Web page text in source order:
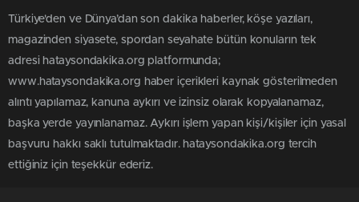
Türkiye'den ve Dünya’dan son dakika haberler, köşe yazıları,
magazinden siyasete, spordan seyahate bütün konuların tek
adresi hataysondakika.org platformunda;
www.hataysondakika.org haber içerikleri kaynak gösterilmeden
alıntı yapılamaz, kanuna aykırı ve izinsiz olarak kopyalanamaz,
başka yerde yayınlanamaz. Aykırı işlem yapan kişi/kişiler için yasal
başvuru hakkı saklı tutulmaktadır. hataysondakika.org tercih
ettiğiniz için teşekkür ederiz.